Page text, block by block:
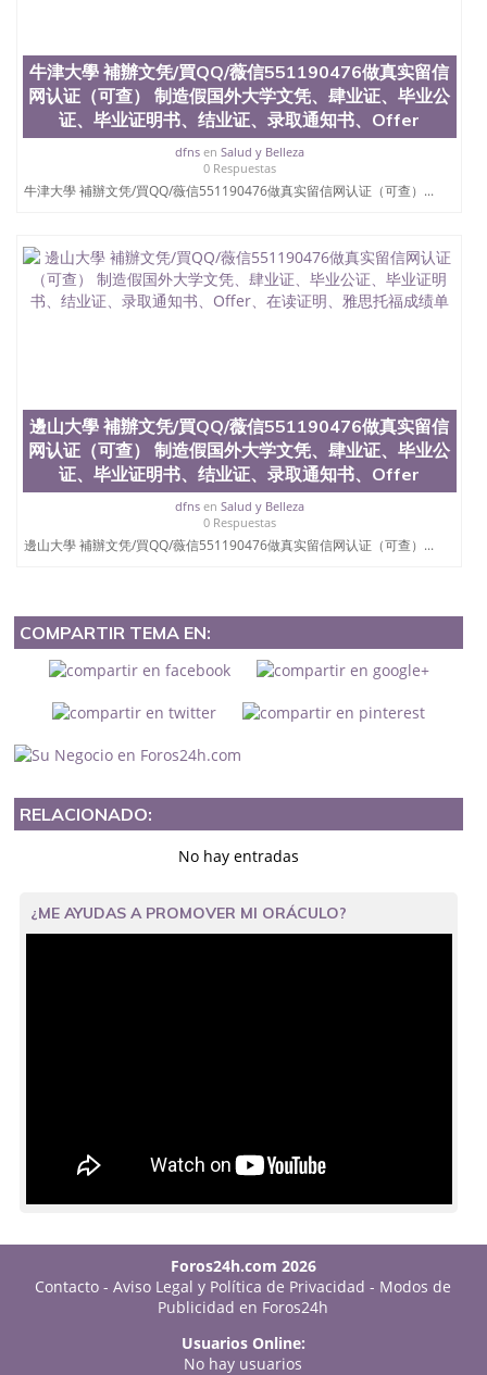
牛津大學 補辦文凭/買QQ/薇信551190476做真实留信
网认证（可查） 制造假国外大学文凭、肆业证、毕业公
证、毕业证明书、结业证、录取通知书、Offer
dfnsen Salud y Belleza
0 Respuestas
牛津大學 補辦文凭/買QQ/薇信551190476做真实留信网认证（可查）...
邊山大學 補辦文凭/買QQ/薇信551190476做真实留信
网认证（可查） 制造假国外大学文凭、肆业证、毕业公
证、毕业证明书、结业证、录取通知书、Offer
dfnsen Salud y Belleza
0 Respuestas
邊山大學 補辦文凭/買QQ/薇信551190476做真实留信网认证（可查）...
COMPARTIR TEMA EN:
RELACIONADO:
No hay entradas
¿ME AYUDAS A PROMOVER MI ORÁCULO?
Foros24h.com 2026
Contacto -Aviso Legal y Política de Privacidad - Modos de
Publicidad en Foros24h
Usuarios Online:
No hay usuarios